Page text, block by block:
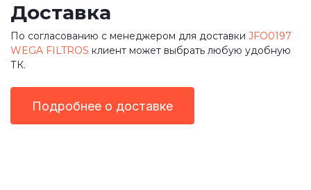
Доставка
По согласованию с менеджером для доставки JFO0197
WEGA FILTROS клиент может выбрать любую удобную
ТК.
Подробнее о доставке